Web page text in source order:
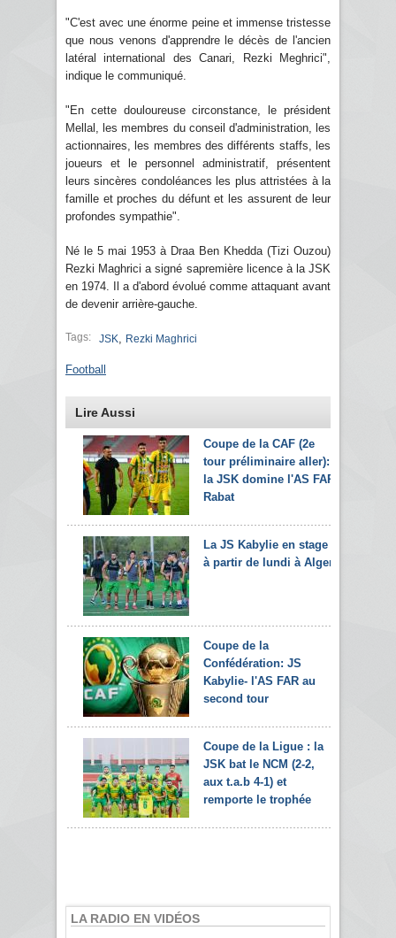
"C'est avec une énorme peine et immense tristesse
que nous venons d'apprendre le décès de l'ancien
latéral international des Canari, Rezki Meghrici",
indique le communiqué.
"En cette douloureuse circonstance, le président
Mellal, les membres du conseil d'administration, les
actionnaires, les membres des différents staffs, les
joueurs et le personnel administratif, présentent
leurs sincères condoléances les plus attristées à la
famille et proches du défunt et les assurent de leur
profondes sympathie".
Né le 5 mai 1953 à Draa Ben Khedda (Tizi Ouzou)
Rezki Maghrici a signé sapremière licence à la JSK
en 1974. Il a d'abord évolué comme attaquant avant
de devenir arrière-gauche.
Tags: JSK Rezki Maghrici
Football
Lire Aussi
Coupe de la CAF (2e
tour préliminaire aller):
la JSK domine l'AS FAR
Rabat
La JS Kabylie en stage
à partir de lundi à Alger
Coupe de la
Confédération: JS
Kabylie- l'AS FAR au
second tour
Coupe de la Ligue : la
JSK bat le NCM (2-2,
aux t.a.b 4-1) et
remporte le trophée
LA RADIO EN VIDÉOS